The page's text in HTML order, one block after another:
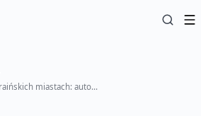
Transport publiczny w ukraińskich miastach: autobusy, metro i tramwaje